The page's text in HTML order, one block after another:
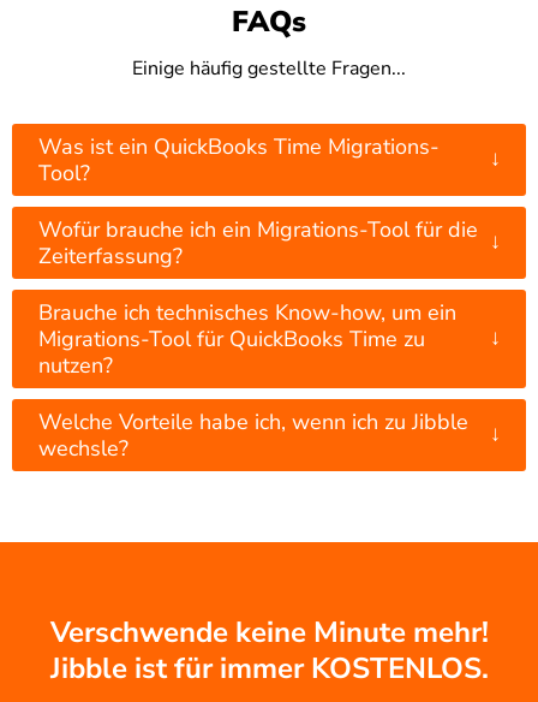
FAQs
Einige häufig gestellte Fragen...
Was ist ein QuickBooks Time Migrations-
Tool?
↓
Wofür brauche ich ein Migrations-Tool für die
Zeiterfassung?
↓
Brauche ich technisches Know-how, um ein
Migrations-Tool für QuickBooks Time zu
nutzen?
↓
Welche Vorteile habe ich, wenn ich zu Jibble
wechsle?
↓
Verschwende keine Minute mehr!
Jibble ist für immer KOSTENLOS.